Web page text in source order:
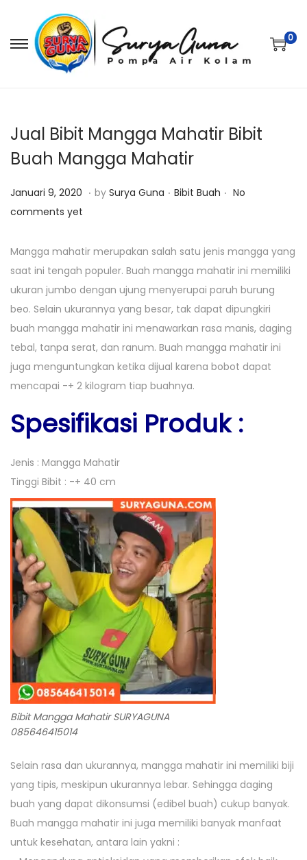
S
t
o
n
S
t
o
c
0
Jual Bibit Mangga Mahatir Bibit
Buah Mangga Mahatir
P
o
t
e
d
o
n
Januari 9, 2020 J
u
a
r
i
1
0
,
2
2
. by Surya Guna . P
t
e
d
n
Bibit Buah . No
comments yet
Mangga mahatir merupakan salah satu jenis mangga yang
saat ini tengah populer. Buah mangga mahatir ini memiliki
ukuran jumbo dengan ujung menyerupai paruh burung
beo. Selain ukurannya yang besar, tak dapat dipungkiri
buah mangga mahatir ini menawarkan rasa manis, daging
tebal, tanpa serat, dan ranum. Buah mangga mahatir ini
juga menguntungkan ketika dijual karena bobot dapat
mencapai -+ 2 kilogram tiap buahnya.
Spesifikasi Produk :
Jenis : Mangga Mahatir
Tinggi Bibit : -+ 40 cm
Bibit Mangga Mahatir SURYAGUNA
085646415014
Selain rasa dan ukurannya, mangga mahatir ini memiliki biji
yang tipis, meskipun ukurannya lebar. Sehingga daging
buah yang dapat dikonsumsi (edibel buah) cukup banyak.
Buah mangga mahatir ini juga memiliki banyak manfaat
untuk kesehatan, antara lain yakni :